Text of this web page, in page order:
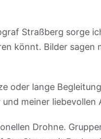
Straßberg sorge
könnt. Bilder sagen
oder lange
meiner
Drohne.